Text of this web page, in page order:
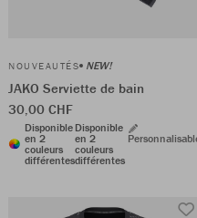
NOUVEAUTÉS NEW!
JAKO Serviette de bain
30,00 CHF
Disponible
en 2
couleurs
différentes
Disponible
en 2
couleurs
différentes